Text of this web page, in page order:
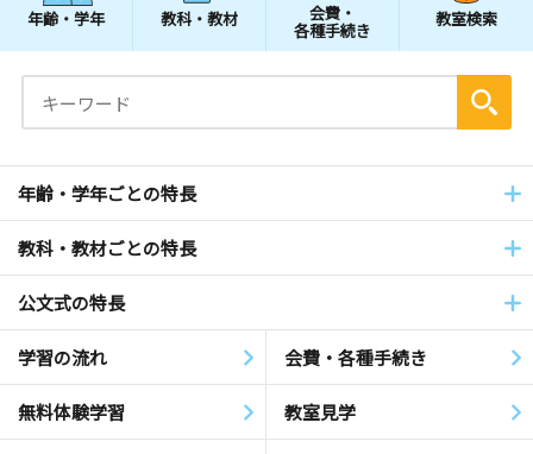
年齢・学年 教科・教材 会費・
各種手続き
教室検索
年齢・学年ごとの特長
教科・教材ごとの特長
公文式の特長
学習の流れ 会費・各種手続き
無料体験学習 教室見学